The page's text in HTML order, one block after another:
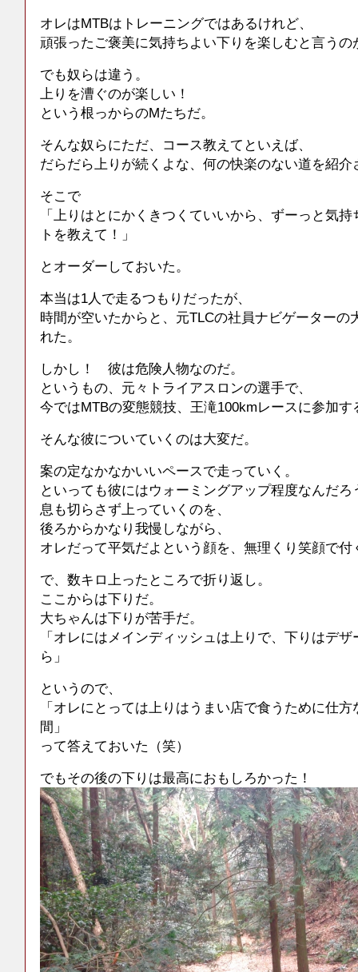
オレはMTBはトレーニングではあるけれど、
頑張ったご褒美に気持ちよい下りを楽しむと言う
でも奴らは違う。
上りを漕ぐのが楽しい！
という根っからのMたちだ。
そんな奴らにただ、コース教えてといえば、
だらだら上りが続くよな、何の快楽のない道を紹介
そこで
「上りはとにかくきつくていいから、ずーっと気
トを教えて！」
とオーダーしておいた。
本当は1人で走るつもりだったが、
時間が空いたからと、元TLCの社員ナビゲーターの
れた。
しかし！ 彼は危険人物なのだ。
というもの、元々トライアスロンの選手で、
今ではMTBの変態競技、王滝100kmレースに参加
そんな彼についていくのは大変だ。
案の定なかなかいいペースで走っていく。
といっても彼にはウォーミングアップ程度なんだろ
息も切らさず上っていくのを、
後ろからかなり我慢しながら、
オレだって平気だよという顔を、無理くり笑顔で
で、数キロ上ったところで折り返し。
ここからは下りだ。
大ちゃんは下りが苦手だ。
「オレにはメインディッシュは上りで、下りはデ
ら」
というので、
「オレにとっては上りはうまい店で食うために仕
間」
って答えておいた（笑）
でもその後の下りは最高におもしろかった！